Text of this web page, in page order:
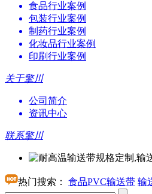
食品行业案例
包装行业案例
制药行业案例
化妆品行业案例
印刷行业案例
关于擎川
公司简介
资讯中心
联系擎川
热门搜索： 食品PVC输送带 输